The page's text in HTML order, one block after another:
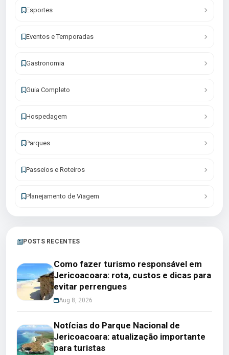
Esportes
Eventos e Temporadas
Gastronomia
Guia Completo
Hospedagem
Parques
Passeios e Roteiros
Planejamento de Viagem
POSTS RECENTES
Como fazer turismo responsável em
Jericoacoara: rota, custos e dicas para
evitar perrengues
Aug 8, 2026
Notícias do Parque Nacional de
Jericoacoara: atualização importante
para turistas